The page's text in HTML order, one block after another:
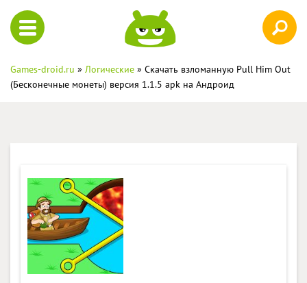
Games-droid.ru » Логические » Скачать взломанную Pull Him Out
(Бесконечные монеты) версия 1.1.5 apk на Андроид